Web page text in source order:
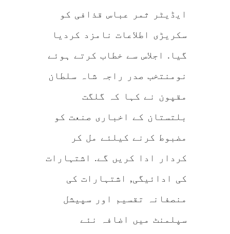
ایڈیٹر ثمر عباس قذافی کو
سکریڑی اطلاعات نامزد کردیا
گیا. اجلاس سے خطاب کرتے ہوئے
نومنتخب صدر راجہ شاہ سلطان
مقپون نے کہا کہ گلگت
بلتستان کے اخباری صنعت کو
مضبوط کرنے کیلئے مل کر
کردار ادا کریں گے. اشتہارات
کی ادائیگی, اشتہارات کی
منصفانہ تقسیم اور سپیشل
سپلمنٹ میں اضافہ نئے